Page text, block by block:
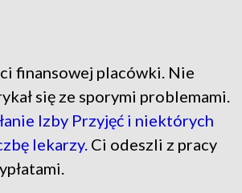
finansowej placówki. Nie
się ze sporymi problemami.
Izby Przyjęć i niektórych
lekarzy. Ci odeszli z pracy